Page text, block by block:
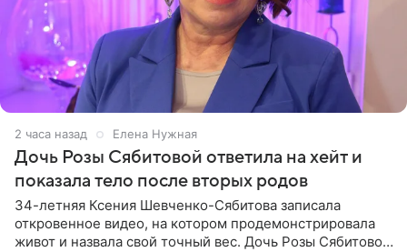
2 часа назад Елена Нужная
Дочь Розы Сябитовой ответила на хейт и
показала тело после вторых родов
34-летняя Ксения Шевченко-Сябитова записала
откровенное видео, на котором продемонстрировала
живот и назвала свой точный вес. Дочь Розы Сябитовой